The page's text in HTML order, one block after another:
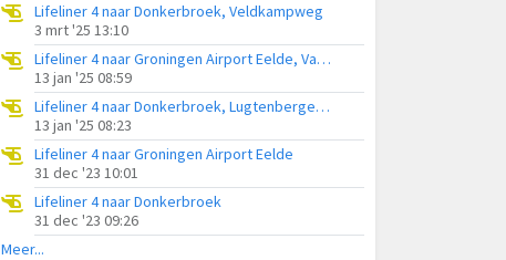
Lifeliner 4 naar Donkerbroek, Veldkampweg
3 mrt '25 13:10
Lifeliner 4 naar Groningen Airport Eelde, Vaart Wz
13 jan '25 08:59
Lifeliner 4 naar Donkerbroek, Lugtenbergerweg
13 jan '25 08:23
Lifeliner 4 naar Groningen Airport Eelde
31 dec '23 10:01
Lifeliner 4 naar Donkerbroek
31 dec '23 09:26
Meer...